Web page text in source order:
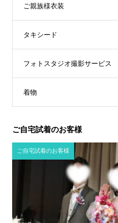
ご親族様衣装
タキシード
フォトスタジオ撮影サービス
着物
ご自宅試着のお客様
ご自宅試着のお客様